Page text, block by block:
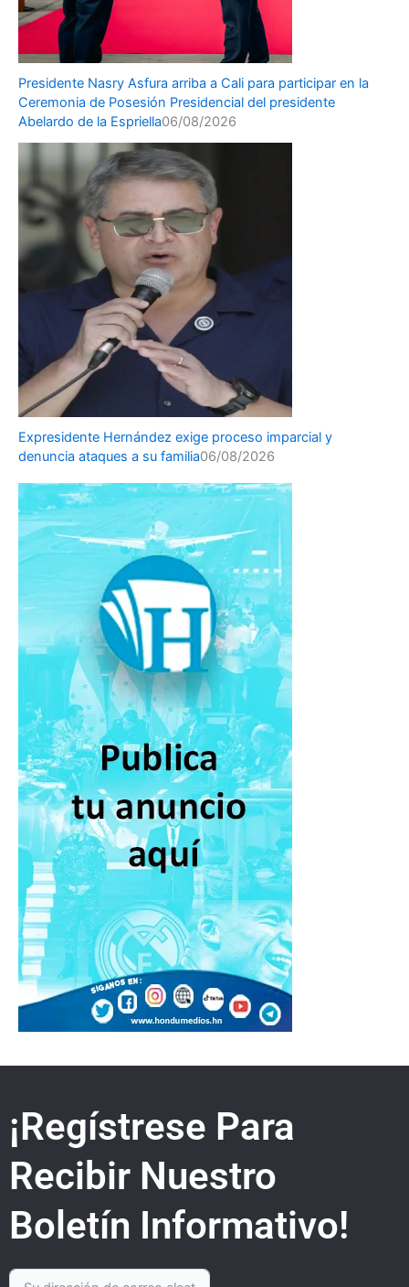
Presidente Nasry Asfura arriba a Cali para participar en la
Ceremonia de Posesión Presidencial del presidente
Abelardo de la Espriella06/08/2026
Expresidente Hernández exige proceso imparcial y
denuncia ataques a su familia06/08/2026
¡Regístrese Para
Recibir Nuestro
Boletín Informativo!